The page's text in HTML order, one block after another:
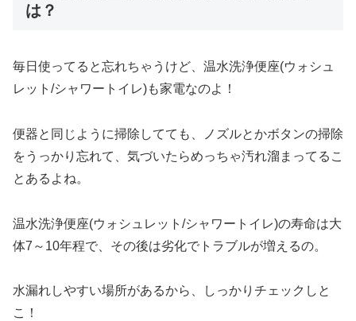
は？
毎日使ってると忘れちゃうけど、温水洗浄便座(ウォシュ
レット/シャワートイレ)も家電なのよ！
便器と同じように掃除してても、ノズルとかボタンの掃除
をうっかり忘れて、気づいたらめっちゃ汚れ溜まってるこ
とあるよね。
温水洗浄便座(ウォシュレット/シャワートイレ)の寿命は大
体7～10年程で、その後は劣化でトラブルが増えるの。
水漏れしやすい場所があるから、しっかりチェックしと
こ！